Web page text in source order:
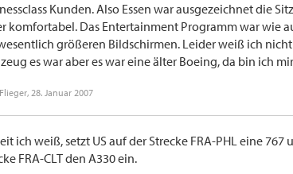
Kunden. Also Essen war ausgezeichnet die
komfortabel. Das Entertainment Programm war wie
größeren Bildschirmen. Leider weiß ich
es war aber es war eine älter Boeing, da bin ich
, 28. Januar 2007
ich weiß, setzt US auf der Strecke FRA-PHL eine 767
FRA-CLT den A330 ein.